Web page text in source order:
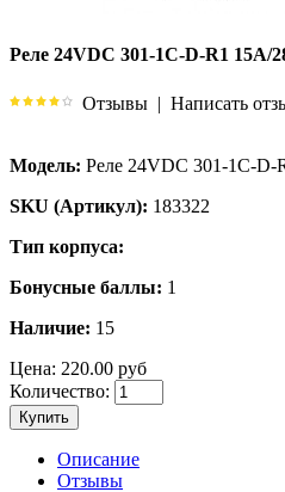
Реле 24VDC 301-1C-D-R1 15A/
Отзывы | Написать
Модель: Реле 24VDC 301-1C-D-
SKU (Артикул): 183322
Тип корпуса:
Бонусные баллы: 1
Наличие: 15
Цена: 220.00 руб
Количество:
Купить
Описание
Отзывы